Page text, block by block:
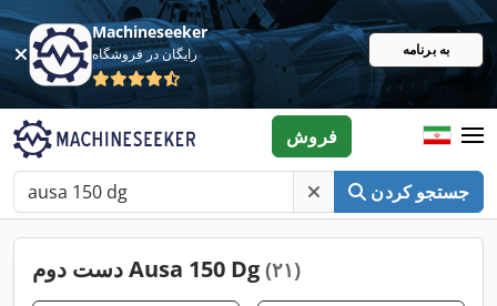
Machineseeker
رایگان در فروشگاه به برنامه
جستجو کردن
فروش
دست دوم Ausa 150 Dg (۲۱)